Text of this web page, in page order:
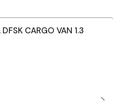
CARGO VAN 1.3